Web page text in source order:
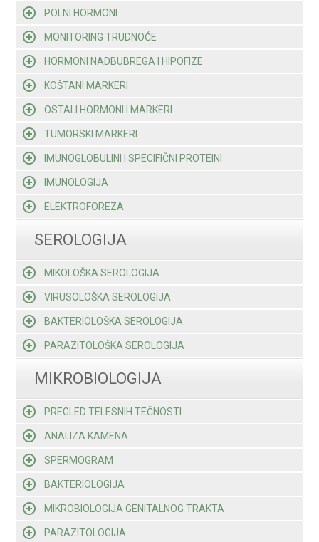
POLNI HORMONI
MONITORING TRUDNOĆE
HORMONI NADBUBREGA I HIPOFIZE
KOŠTANI MARKERI
OSTALI HORMONI I MARKERI
TUMORSKI MARKERI
IMUNOGLOBULINI I SPECIFIČNI PROTEINI
IMUNOLOGIJA
ELEKTROFOREZA
SEROLOGIJA
MIKOLOŠKA SEROLOGIJA
VIRUSOLOŠKA SEROLOGIJA
BAKTERIOLOŠKA SEROLOGIJA
PARAZITOLOŠKA SEROLOGIJA
MIKROBIOLOGIJA
PREGLED TELESNIH TEČNOSTI
ANALIZA KAMENA
SPERMOGRAM
BAKTERIOLOGIJA
MIKROBIOLOGIJA GENITALNOG TRAKTA
PARAZITOLOGIJA